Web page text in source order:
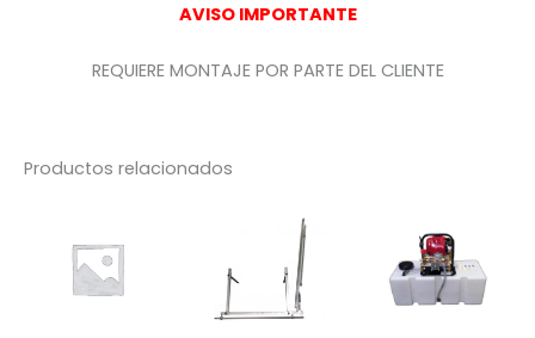
AVISO IMPORTANTE
REQUIERE MONTAJE POR PARTE DEL CLIENTE
Productos relacionados